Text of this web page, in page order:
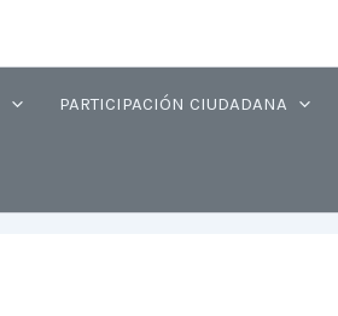
PARTICIPACIÓN CIUDADANA